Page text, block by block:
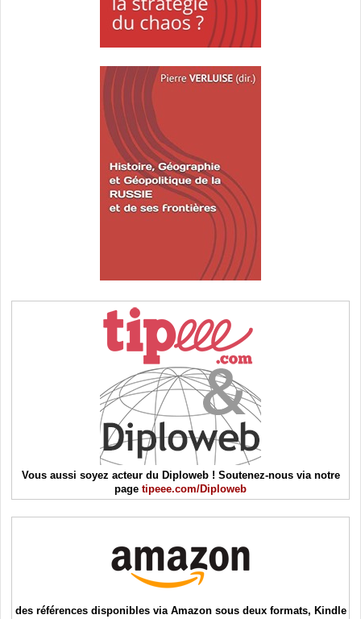
Vous aussi soyez acteur du Diploweb ! Soutenez-nous via notre
page tipeee.com/Diploweb
des références disponibles via Amazon sous deux formats, Kindle